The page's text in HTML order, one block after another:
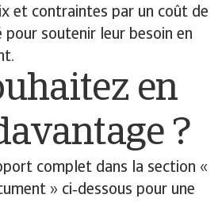
et contraintes par un coût de
pour soutenir leur besoin en
en
?
complet dans la section «
» ci‑dessous pour une